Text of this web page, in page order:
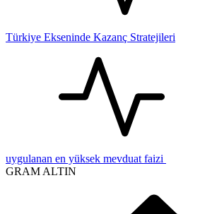
Türkiye Ekseninde Kazanç Stratejileri
uygulanan en yüksek mevduat faizi
GRAM ALTIN